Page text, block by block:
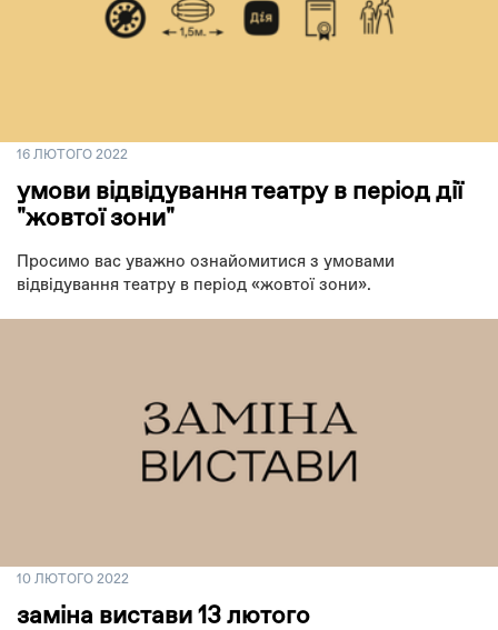
16 ЛЮТОГО 2022
умови відвідування театру в період дії
"жовтої зони"
Просимо вас уважно ознайомитися з умовами
відвідування театру в період «жовтої зони».
10 ЛЮТОГО 2022
заміна вистави 13 лютого